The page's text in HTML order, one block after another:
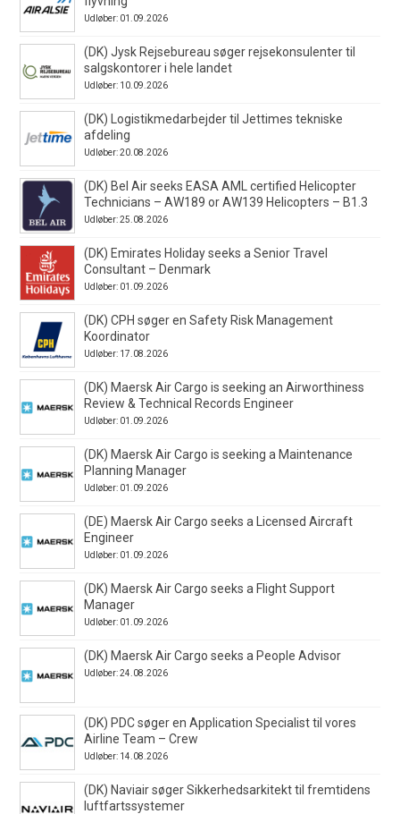
Udløber: 01.09.2026
(DK) Jysk Rejsebureau søger rejsekonsulenter til
salgskontorer i hele landet
Udløber: 10.09.2026
(DK) Logistikmedarbejder til Jettimes tekniske
afdeling
Udløber: 20.08.2026
(DK) Bel Air seeks EASA AML certified Helicopter
Technicians – AW189 or AW139 Helicopters – B1.3
Udløber: 25.08.2026
(DK) Emirates Holiday seeks a Senior Travel
Consultant – Denmark
Udløber: 01.09.2026
(DK) CPH søger en Safety Risk Management
Koordinator
Udløber: 17.08.2026
(DK) Maersk Air Cargo is seeking an Airworthiness
Review & Technical Records Engineer
Udløber: 01.09.2026
(DK) Maersk Air Cargo is seeking a Maintenance
Planning Manager
Udløber: 01.09.2026
(DE) Maersk Air Cargo seeks a Licensed Aircraft
Engineer
Udløber: 01.09.2026
(DK) Maersk Air Cargo seeks a Flight Support
Manager
Udløber: 01.09.2026
(DK) Maersk Air Cargo seeks a People Advisor
Udløber: 24.08.2026
(DK) PDC søger en Application Specialist til vores
Airline Team – Crew
Udløber: 14.08.2026
(DK) Naviair søger Sikkerhedsarkitekt til fremtidens
luftfartssystemer